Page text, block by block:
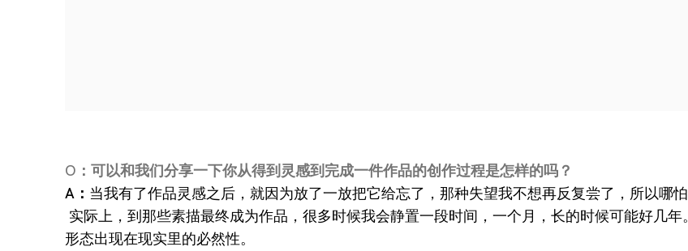
O：可以和我们分享一下你从得到灵感到完成一件作品的创作过程是怎样的吗？
A： 当我有了作品灵感之后，就因为放了一放把它给忘了，那种失望我不想再反复尝了，所以哪
实际上，到那些素描最终成为作品，很多时候我会静置一段时间，一个月，长的时候可能好几
形态出现在现实里的必然性。